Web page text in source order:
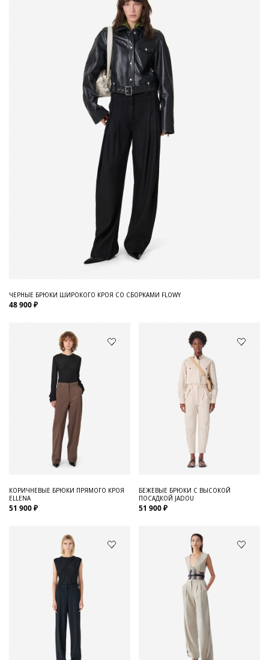
ЧЕРНЫЕ БРЮКИ ШИРОКОГО КРОЯ СО СБОРКАМИ FLOWY
48 900 ₽
КОРИЧНЕВЫЕ БРЮКИ ПРЯМОГО КРОЯ
ELLENA
51 900 ₽
БЕЖЕВЫЕ БРЮКИ С ВЫСОКОЙ
ПОСАДКОЙ JADOU
51 900 ₽